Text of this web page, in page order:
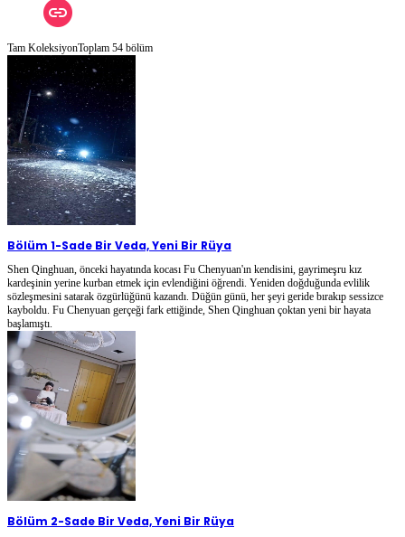
Tam KoleksiyonToplam 54 bölüm
Bölüm 1-Sade Bir Veda, Yeni Bir Rüya
Shen Qinghuan, önceki hayatında kocası Fu Chenyuan'ın kendisini, gayrimeşru kız
kardeşinin yerine kurban etmek için evlendiğini öğrendi. Yeniden doğduğunda evlilik
sözleşmesini satarak özgürlüğünü kazandı. Düğün günü, her şeyi geride bırakıp sessizce
kayboldu. Fu Chenyuan gerçeği fark ettiğinde, Shen Qinghuan çoktan yeni bir hayata
başlamıştı.
Bölüm 2-Sade Bir Veda, Yeni Bir Rüya